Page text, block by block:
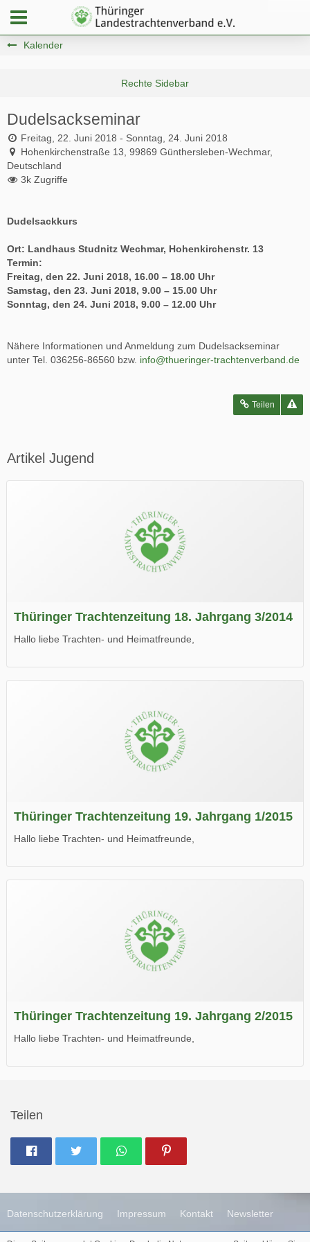
Kalender
Dudelsackseminar
Freitag, 22. Juni 2018 - Sonntag, 24. Juni 2018
Hohenkirchenstraße 13, 99869 Günthersleben-Wechmar,
Deutschland
3k Zugriffe
Dudelsackkurs
Ort: Landhaus Studnitz Wechmar, Hohenkirchenstr. 13
Termin:
Freitag, den 22. Juni 2018, 16.00 – 18.00 Uhr
Samstag, den 23. Juni 2018, 9.00 – 15.00 Uhr
Sonntag, den 24. Juni 2018, 9.00 – 12.00 Uhr
Nähere Informationen und Anmeldung zum Dudelsackseminar
unter Tel. 036256-86560 bzw. info@thueringer-trachtenverband.de
Teilen
Artikel Jugend
Thüringer Trachtenzeitung 18. Jahrgang 3/2014
Hallo liebe Trachten- und Heimatfreunde,
Wir wünschen Euch viel Spaß beim Lesen.
Thüringer Trachtenzeitung 19. Jahrgang 1/2015
Hallo liebe Trachten- und Heimatfreunde,
Wir wünschen Euch viel Spaß beim Lesen.
Thüringer Trachtenzeitung 19. Jahrgang 2/2015
Hallo liebe Trachten- und Heimatfreunde,
Teilen
Datenschutzerklärung Impressum Kontakt Newsletter